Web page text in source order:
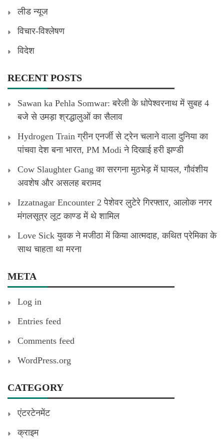
लीड न्यूज
विचार-विश्लेषण
विदेश
RECENT POSTS
Sawan ka Pehla Somwar: बरेली के धोपेश्वरनाथ में सुबह 4
बजे से उमड़ा श्रद्धालुओं का सैलाव
Hydrogen Train ग्रीन एनर्जी से ट्रेन चलाने वाला दुनिया का
पांचवा देश बना भारत, PM Modi ने दिखाई हरी झण्डी
Cow Slaughter Gang का सरगना मुठभेड़ में घायल, गौवंशीय
अवशेष और असलह बरामद
Izzatnagar Encounter 2 पेशेवर लुटेरे गिरफ्तार, आलोक नगर
मंगलसूत्र लूट काण्‍ड में थे शामिल
Love Sick युवक ने मजीठा में किया आत्मदाह, कथित प्रेमिका के
साथ चाहता था मरना
META
Log in
Entries feed
Comments feed
WordPress.org
CATEGORY
एंटरटेनमेंट
क्राइम